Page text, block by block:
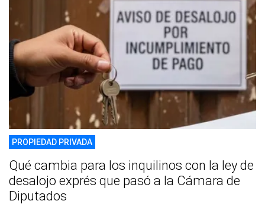
PROPIEDAD PRIVADA
Qué cambia para los inquilinos con la ley de
desalojo exprés que pasó a la Cámara de
Diputados